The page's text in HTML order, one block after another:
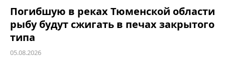
Погибшую в реках Тюменской области
рыбу будут сжигать в печах закрытого
типа
05.08.2026